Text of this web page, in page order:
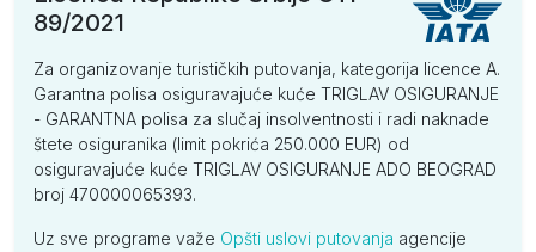
89/2021
Za organizovanje turističkih putovanja, kategorija licence A.
Garantna polisa osiguravajuće kuće TRIGLAV OSIGURANJE
- GARANTNA polisa za slučaj insolventnosti i radi naknade
štete osiguranika (limit pokrića 250.000 EUR) od
osiguravajuće kuće TRIGLAV OSIGURANJE ADO BEOGRAD
broj 470000065393.
Uz sve programe važe Opšti uslovi putovanja agencije